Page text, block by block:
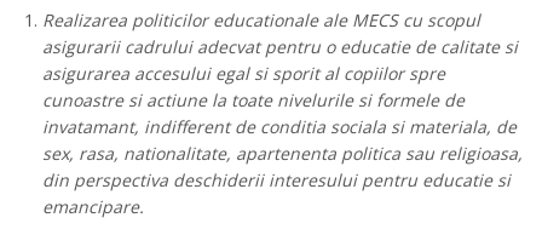
Realizarea politicilor educationale ale MECS cu scopul
asigurarii cadrului adecvat pentru o educatie de calitate si
asigurarea accesului egal si sporit al copiilor spre
cunoastre si actiune la toate nivelurile si formele de
invatamant, indifferent de conditia sociala si materiala, de
sex, rasa, nationalitate, apartenenta politica sau religioasa,
din perspectiva deschiderii interesului pentru educatie si
emancipare.